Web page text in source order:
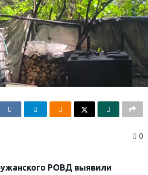
0
РОВД выявили